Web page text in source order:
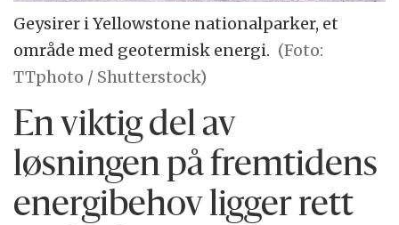
Geysirer i Yellowstone nationalparker, et
område med geotermisk energi. (Foto:
TTphoto / Shutterstock)
En viktig del av
løsningen på fremtidens
energi­behov ligger rett